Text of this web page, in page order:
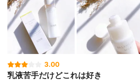
3.00
乳液苦手だけどこれは好き